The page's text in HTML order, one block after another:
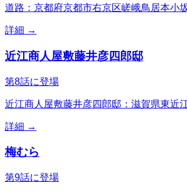
道路：京都府京都市右京区嵯峨鳥居本小
詳細 →
近江商人屋敷藤井彦四郎邸
第8話に登場
近江商人屋敷藤井彦四郎邸：滋賀県東近
詳細 →
梅むら
第9話に登場